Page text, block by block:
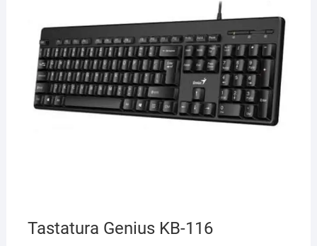
Tastatura Genius KB-116